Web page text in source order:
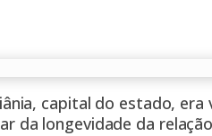
capital do estado,
da longevidade da